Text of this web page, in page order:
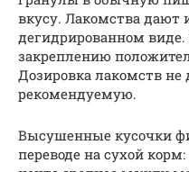
вкусу. Лакомства дают
дегидрированном виде.
закреплению
Дозировка лакомств
рекомендуемую.
Высушенные кусочки
переводе на сухой